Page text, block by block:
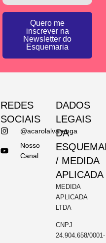
Quero me
inscrever na
Newsletter do
Esquemaria
REDES
SOCIAIS
@acarolalvarenga
Nosso
Canal
DADOS
LEGAIS
DA
/ MEDIDA
APLICADA
MEDIDA
APLICADA
LTDA
CNPJ
24.904.658/0001-